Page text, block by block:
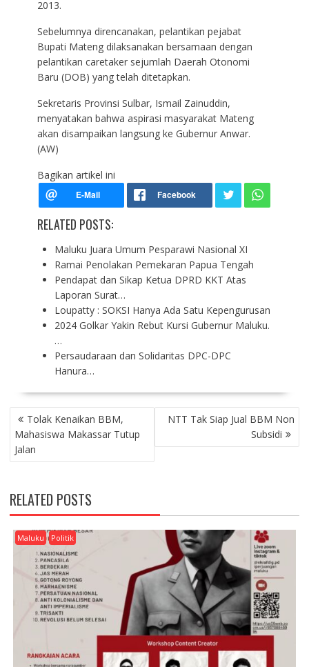
2013.
Sebelumnya direncanakan, pelantikan pejabat
Bupati Mateng dilaksanakan bersamaan dengan
pelantikan caretaker sejumlah Daerah Otonomi
Baru (DOB) yang telah ditetapkan.
Sekretaris Provinsi Sulbar, Ismail Zainuddin,
menyatakan bahwa aspirasi masyarakat Mateng
akan disampaikan langsung ke Gubernur Anwar.
(AW)
Bagikan artikel ini
RELATED POSTS:
Maluku Juara Umum Pesparawi Nasional XI
Ramai Penolakan Pemekaran Papua Tengah
Pendapat dan Sikap Ketua DPRD KKT Atas
Laporan Surat…
Loupatty : SOKSI Hanya Ada Satu Kepengurusan
2024 Golkar Yakin Rebut Kursi Gubernur Maluku.
…
Persaudaraan dan Solidaritas DPC-DPC
Hanura…
P
O
S
T
A
V
I
G
A
Tolak Kenaikan BBM,
Mahasiswa Makassar Tutup
Jalan
NTT Tak Siap Jual BBM Non
Subsidi
RELATED POSTS
Maluku Politik